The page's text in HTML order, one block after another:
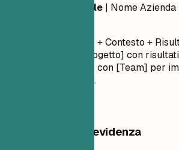
Titolo Professionale | Nome Azienda
Verbo d'azione + Contesto +
Ho guidato [Progetto] con
Ho collaborato con [Team] per
[Funzionalità]...
Cosa mettere in evidenza